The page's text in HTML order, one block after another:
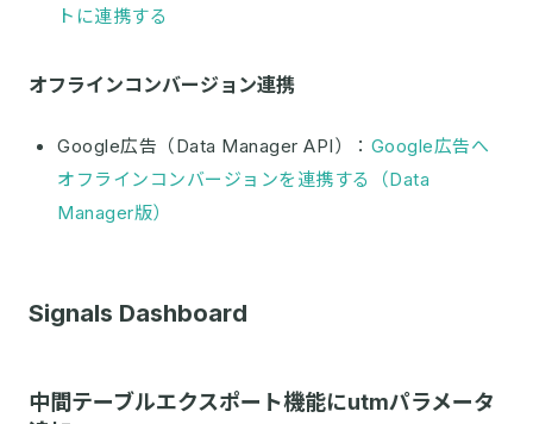
トに連携する
オフラインコンバージョン連携
Google広告（Data Manager API）： Google広告へ
オフラインコンバージョンを連携する（Data
Manager版）
Signals Dashboard
中間テーブルエクスポート機能にutmパラメータ